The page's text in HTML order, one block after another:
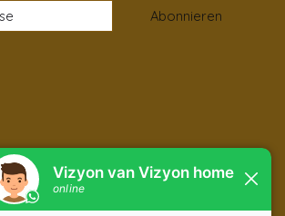
Abonnieren